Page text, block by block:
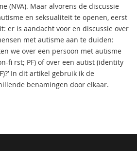
(NVA). Maar alvorens de discussie
en seksualiteit te openen, eerst
er is aandacht voor en discussie over
met autisme aan te duiden:
we over een persoon met autisme
fi rst; PF) of over een autist (identity
In dit artikel gebruik ik de
benamingen door elkaar.